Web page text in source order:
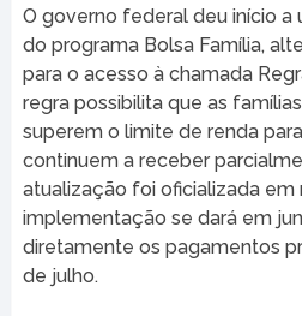
O governo federal deu início a
do programa Bolsa Família,
para o acesso à chamada
regra possibilita que as
superem o limite de renda
continuem a receber
atualização foi oficializada em
implementação se dará em
diretamente os pagamentos
de julho.